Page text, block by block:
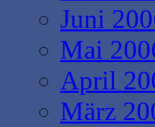
Juni
Mai
April
März